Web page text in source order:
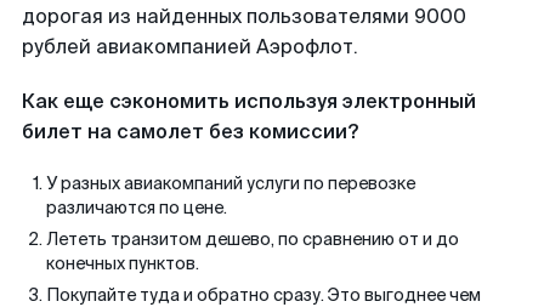
дорогая из найденных пользователями 9000
рублей авиакомпанией Аэрофлот.
Как еще сэкономить используя электронный
билет на самолет без комиссии?
У разных авиакомпаний услуги по перевозке
различаются по цене.
Лететь транзитом дешево, по сравнению от и до
конечных пунктов.
Покупайте туда и обратно сразу. Это выгоднее чем